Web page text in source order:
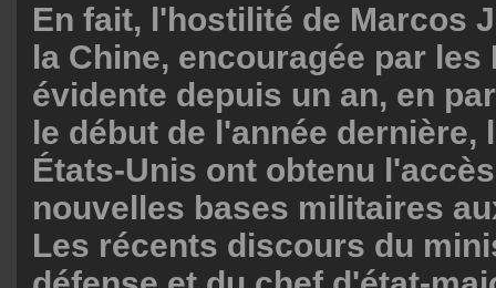
En fait, l'hostilité de Marcos
la Chine, encouragée par
évidente depuis un an, en
le début de l'année dernière,
États-Unis ont obtenu
nouvelles bases militaires
Les récents discours du